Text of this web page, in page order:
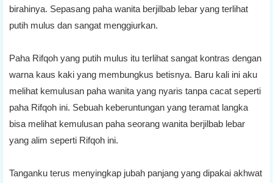
birahinya. Sepasang paha wanita berjilbab lebar yang terlihat
putih mulus dan sangat menggiurkan.
Paha Rifqoh yang putih mulus itu terlihat sangat kontras dengan
warna kaus kaki yang membungkus betisnya. Baru kali ini aku
melihat kemulusan paha wanita yang nyaris tanpa cacat seperti
paha Rifqoh ini. Sebuah keberuntungan yang teramat langka
bisa melihat kemulusan paha seorang wanita berjilbab lebar
yang alim seperti Rifqoh ini.
Tanganku terus menyingkap jubah panjang yang dipakai akhwat